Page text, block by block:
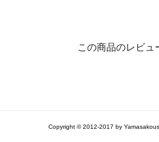
この商品のレビュ
Copyright © 2012-2017 by